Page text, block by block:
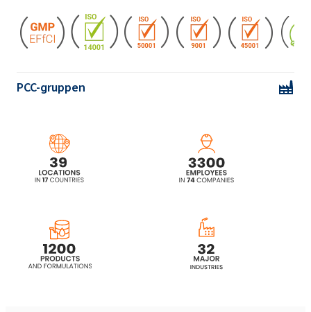
PCC-gruppen
EXOfos®PB-264 (fosforsyraester)
EXOfos®PA-080S (fosforsyraester)
EXOfos®PB-136K/90 (fosforsyraester)